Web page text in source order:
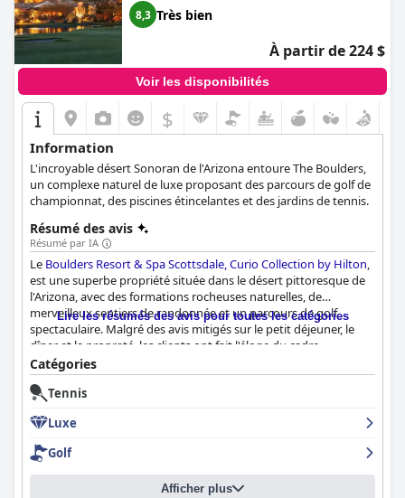
8,3 Très bien
À partir de 224 $
Voir les disponibilités
$
Information
L'incroyable désert Sonoran de l'Arizona entoure The Boulders,
un complexe naturel de luxe proposant des parcours de golf de
championnat, des piscines étincelantes et des jardins de tennis.
Résumé des avis
Résumé par IA
Le Boulders Resort & Spa Scottsdale, Curio Collection by Hilton,
est une superbe propriété située dans le désert pittoresque de
l'Arizona, avec des formations rocheuses naturelles, de
merveilleux sentiers de randonnée et un parcours de golf
spectaculaire. Malgré des avis mitigés sur le petit déjeuner, le
dîner et la propreté, les clients ont fait l'éloge du cadre
magnifique, des casitas charmantes et confortables, du
personnel remarquable, des services superbes et des
équipements de luxe exceptionnels. Le complexe propose
magnifique parcours de golf. Bien que certains clients aient
rencontré des problèmes mineurs, le
Scottsdale, Curio Collection by Hilton
destination fantastique pour une escapade indulgente et
Lire les résumés des avis pour toutes les catégories
Catégories
Tennis
Luxe
Golf
Afficher plus